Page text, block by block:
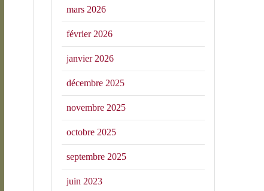
mars 2026
février 2026
janvier 2026
décembre 2025
novembre 2025
octobre 2025
septembre 2025
juin 2023